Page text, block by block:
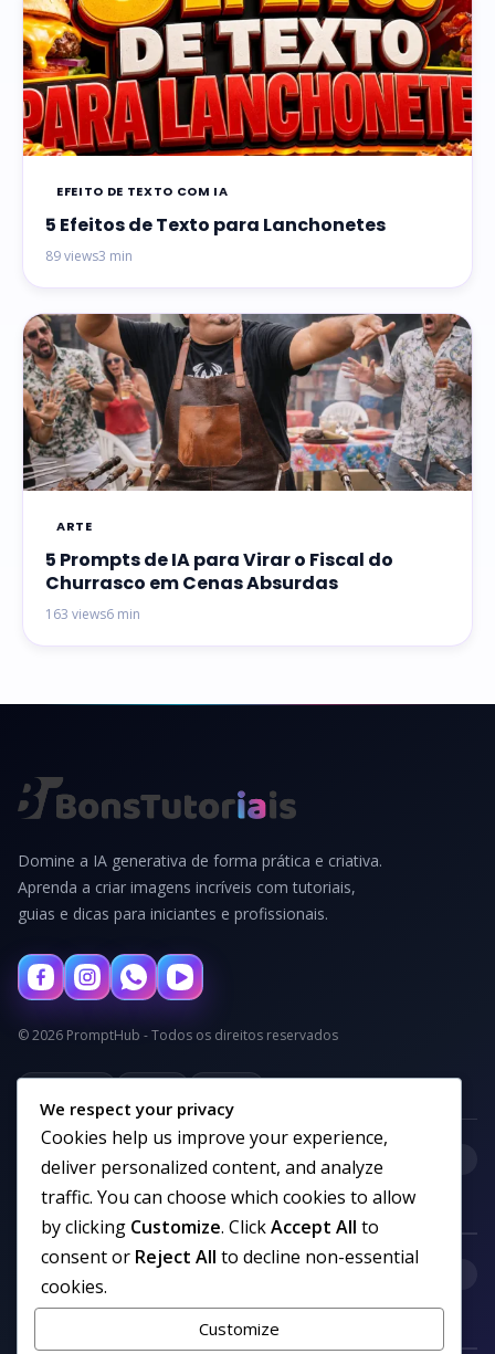
EFEITO DE TEXTO COM IA
5 Efeitos de Texto para Lanchonetes
89 views3 min
ARTE
5 Prompts de IA para Virar o Fiscal do
Churrasco em Cenas Absurdas
163 views6 min
Domine a IA generativa de forma prática e criativa.
Aprenda a criar imagens incríveis com tutoriais,
guias e dicas para iniciantes e profissionais.
© 2026 PromptHub - Todos os direitos reservados
Categorias
We respect your privacy
Cookies help us improve your experience,
deliver personalized content, and analyze
traffic. You can choose which cookies to allow
by clicking Customize. ClickAccept All to
consent or Reject All to decline non-essential
cookies.
Customize